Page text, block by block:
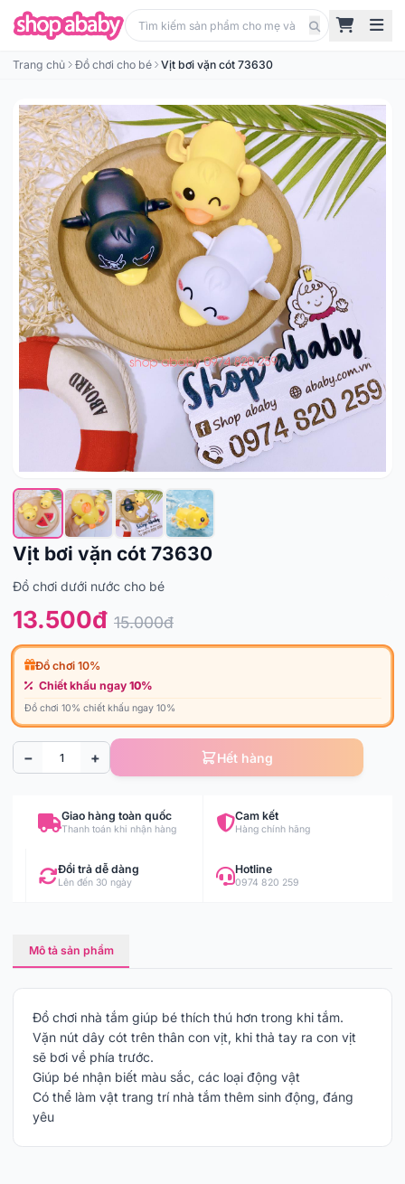
Trang chủ Đồ chơi cho bé Vịt bơi vặn cót 73630
Vịt bơi vặn cót 73630
Đồ chơi dưới nước cho bé
13.500đ 15.000đ
Đồ chơi 10%
Chiết khấu ngay 10%
Đồ chơi 10% chiết khấu ngay 10%
− + Hết hàng
Giao hàng toàn quốc
Thanh toán khi nhận hàng
Cam kết
Hàng chính hãng
Đổi trả dễ dàng
Lên đến 30 ngày
Hotline
0974 820 259
Mô tả sản phẩm
Đồ chơi nhà tắm giúp bé thích thú hơn trong khi tắm.
Vặn nút dây cót trên thân con vịt, khi thả tay ra con vịt
sẽ bơi về phía trước.
Giúp bé nhận biết màu sắc, các loại động vật
Có thể làm vật trang trí nhà tắm thêm sinh động, đáng
yêu